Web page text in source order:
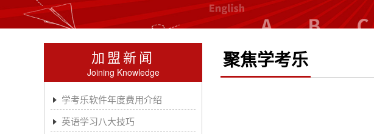
加盟新闻
Joining Knowledge
学考乐软件年度费用介绍
英语学习八大技巧
聚焦学考乐